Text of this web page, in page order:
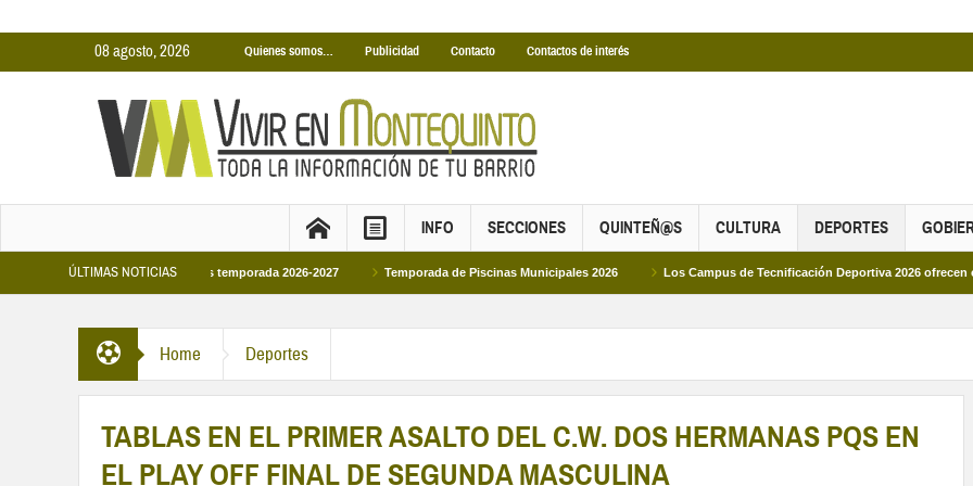
08 agosto, 2026 Quienes somos… Publicidad Contacto Contactos de interés
INFO SECCIONES QUINTEÑ@S CULTURA DEPORTES
ÚLTIMAS NOTICIAS
Municipales temporada 2026-2027 Temporada de Piscinas Municipales 2026 Los Campus de Tecnificación Deportiva 2026 ofrecen cuatro
Home Deportes
TABLAS EN EL PRIMER ASALTO DEL C.W. DOS HERMANAS PQS EN
EL PLAY OFF FINAL DE SEGUNDA MASCULINA